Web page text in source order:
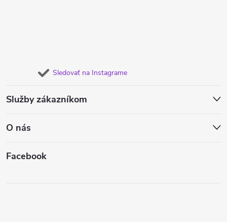
Sledovať na Instagrame
Služby zákazníkom
O nás
Facebook